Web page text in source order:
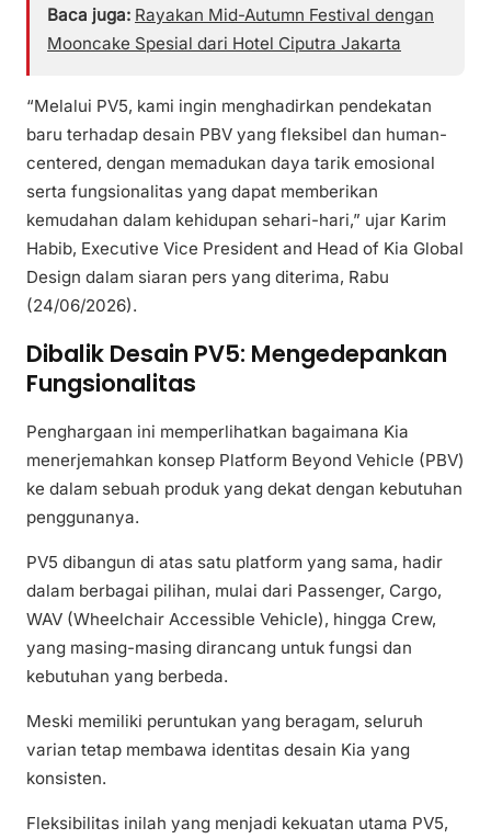
Baca juga: Rayakan Mid-Autumn Festival dengan
Mooncake Spesial dari Hotel Ciputra Jakarta
“Melalui PV5, kami ingin menghadirkan pendekatan
baru terhadap desain PBV yang fleksibel dan human-
centered, dengan memadukan daya tarik emosional
serta fungsionalitas yang dapat memberikan
kemudahan dalam kehidupan sehari-hari,” ujar Karim
Habib, Executive Vice President and Head of Kia Global
Design dalam siaran pers yang diterima, Rabu
(24/06/2026).
Dibalik Desain PV5: Mengedepankan
Fungsionalitas
Penghargaan ini memperlihatkan bagaimana Kia
menerjemahkan konsep Platform Beyond Vehicle (PBV)
ke dalam sebuah produk yang dekat dengan kebutuhan
penggunanya.
PV5 dibangun di atas satu platform yang sama, hadir
dalam berbagai pilihan, mulai dari Passenger, Cargo,
WAV (Wheelchair Accessible Vehicle), hingga Crew,
yang masing-masing dirancang untuk fungsi dan
kebutuhan yang berbeda.
Meski memiliki peruntukan yang beragam, seluruh
varian tetap membawa identitas desain Kia yang
konsisten.
Fleksibilitas inilah yang menjadi kekuatan utama PV5,